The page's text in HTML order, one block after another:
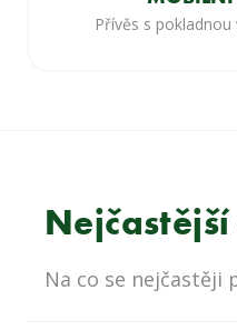
Přívěs s
Na co se nejčastěji